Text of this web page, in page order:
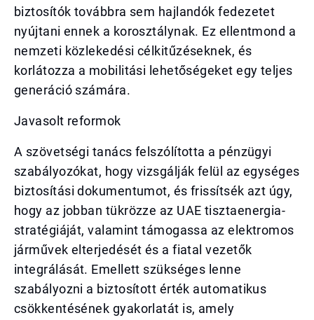
biztosítók továbbra sem hajlandók fedezetet
nyújtani ennek a korosztálynak. Ez ellentmond a
nemzeti közlekedési célkitűzéseknek, és
korlátozza a mobilitási lehetőségeket egy teljes
generáció számára.
Javasolt reformok
A szövetségi tanács felszólította a pénzügyi
szabályozókat, hogy vizsgálják felül az egységes
biztosítási dokumentumot, és frissítsék azt úgy,
hogy az jobban tükrözze az UAE tisztaenergia-
stratégiáját, valamint támogassa az elektromos
járművek elterjedését és a fiatal vezetők
integrálását. Emellett szükséges lenne
szabályozni a biztosított érték automatikus
csökkentésének gyakorlatát is, amely